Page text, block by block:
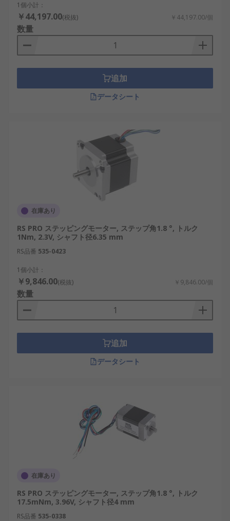
1個小計：
￥44,197.00(税抜) ￥44,197.00/個
数量
追加
データシート
在庫あり
RS PRO ステッピングモーター, ステップ角1.8 °, トルク
1Nm, 2.3V, シャフト径6.35 mm
RS品番 535-0423
1個小計：
￥9,846.00(税抜) ￥9,846.00/個
数量
追加
データシート
在庫あり
RS PRO ステッピングモーター, ステップ角1.8 °, トルク
17.5mNm, 3.96V, シャフト径4 mm
RS品番 535-0338